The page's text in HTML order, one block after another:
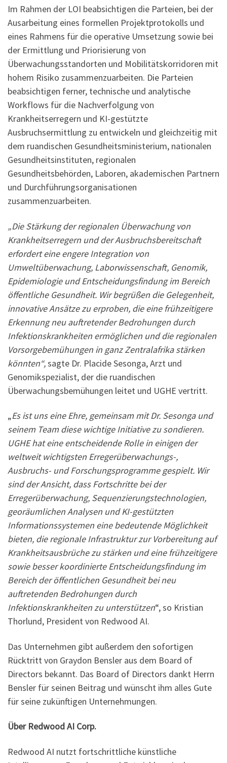
Im Rahmen der LOI beabsichtigen die Parteien, bei der
Ausarbeitung eines formellen Projektprotokolls und
eines Rahmens für die operative Umsetzung sowie bei
der Ermittlung und Priorisierung von
Überwachungsstandorten und Mobilitätskorridoren mit
hohem Risiko zusammenzuarbeiten. Die Parteien
beabsichtigen ferner, technische und analytische
Workflows für die Nachverfolgung von
Krankheitserregern und KI-gestützte
Ausbruchsermittlung zu entwickeln und gleichzeitig mit
dem ruandischen Gesundheitsministerium, nationalen
Gesundheitsinstituten, regionalen
Gesundheitsbehörden, Laboren, akademischen Partnern
und Durchführungsorganisationen
zusammenzuarbeiten.
„Die Stärkung der regionalen Überwachung von
Krankheitserregern und der Ausbruchsbereitschaft
erfordert eine engere Integration von
Umweltüberwachung, Laborwissenschaft, Genomik,
Epidemiologie und Entscheidungsfindung im Bereich
öffentliche Gesundheit. Wir begrüßen die Gelegenheit,
innovative Ansätze zu erproben, die eine frühzeitigere
Erkennung neu auftretender Bedrohungen durch
Infektionskrankheiten ermöglichen und die regionalen
Vorsorgebemühungen in ganz Zentralafrika stärken
könnten“,sagte Dr. Placide Sesonga, Arzt und
Genomikspezialist, der die ruandischen
Überwachungsbemühungen leitet und UGHE vertritt.
„Es ist uns eine Ehre, gemeinsam mit Dr. Sesonga und
seinem Team diese wichtige Initiative zu sondieren.
UGHE hat eine entscheidende Rolle in einigen der
weltweit wichtigsten Erregerüberwachungs-,
Ausbruchs- und Forschungsprogramme gespielt. Wir
sind der Ansicht, dass Fortschritte bei der
Erregerüberwachung, Sequenzierungstechnologien,
georäumlichen Analysen und KI-gestützten
Informationssystemen eine bedeutende Möglichkeit
bieten, die regionale Infrastruktur zur Vorbereitung auf
Krankheitsausbrüche zu stärken und eine frühzeitigere
sowie besser koordinierte Entscheidungsfindung im
Bereich der öffentlichen Gesundheit bei neu
auftretenden Bedrohungen durch
Infektionskrankheiten zu unterstützen“, so Kristian
Thorlund, President von Redwood AI.
Das Unternehmen gibt außerdem den sofortigen
Rücktritt von Graydon Bensler aus dem Board of
Directors bekannt. Das Board of Directors dankt Herrn
Bensler für seinen Beitrag und wünscht ihm alles Gute
für seine zukünftigen Unternehmungen.
Über Redwood AI Corp.
Redwood AI nutzt fortschrittliche künstliche